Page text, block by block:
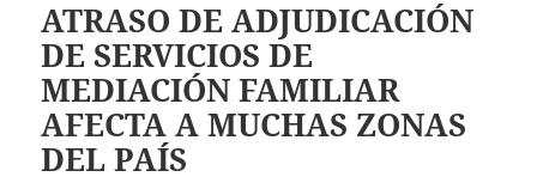
ATRASO DE ADJUDICACIÓN
DE SERVICIOS DE
MEDIACIÓN FAMILIAR
AFECTA A MUCHAS ZONAS
DEL PAÍS